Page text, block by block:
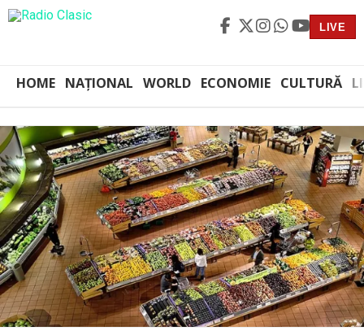
LIVE
HOME NAȚIONAL WORLD ECONOMIE CULTURĂ